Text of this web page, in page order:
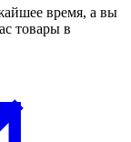
время, а вы
товары в